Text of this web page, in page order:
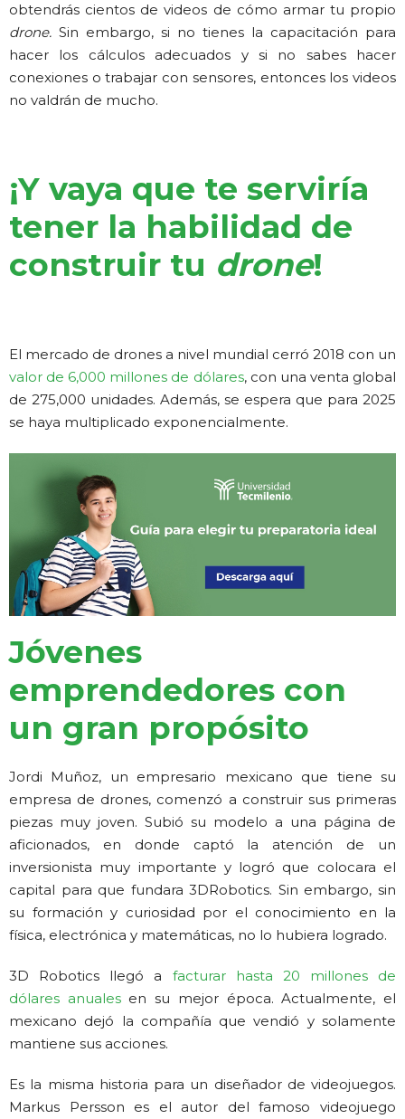
obtendrás cientos de videos de cómo armar tu propio
drone. Sin embargo, si no tienes la capacitación para
hacer los cálculos adecuados y si no sabes hacer
conexiones o trabajar con sensores, entonces los videos
no valdrán de mucho.
¡Y vaya que te serviría
tener la habilidad de
construir tu drone!
El mercado de drones a nivel mundial cerró 2018 con un
valor de 6,000 millones de dólares, con una venta global
de 275,000 unidades. Además, se espera que para 2025
se haya multiplicado exponencialmente.
Jóvenes
emprendedores con
un gran propósito
Jordi Muñoz, un empresario mexicano que tiene su
empresa de drones, comenzó a construir sus primeras
piezas muy joven. Subió su modelo a una página de
aficionados, en donde captó la atención de un
inversionista muy importante y logró que colocara el
capital para que fundara 3DRobotics. Sin embargo, sin
su formación y curiosidad por el conocimiento en la
física, electrónica y matemáticas, no lo hubiera logrado.
3D Robotics llegó a facturar hasta 20 millones de
dólares anualesen su mejor época. Actualmente, el
mexicano dejó la compañía que vendió y solamente
mantiene sus acciones.
Es la misma historia para un diseñador de videojuegos.
Markus Persson es el autor del famoso videojuego